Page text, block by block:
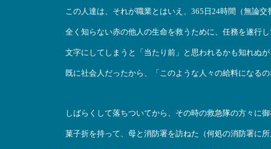
この人達は、それが職業とはいえ、365日24時間（無論交
全く知らない赤の他人の生命を救うために、任務を遂行
文字にしてしまうと「当たり前」と思われるかも知れぬ
既に社会人だったから、「このような人々の給料になる
しばらくして落ちついてから、その時の救急隊の方々に
菓子折を持って、母と消防署を訪ねた（何処の消防署に